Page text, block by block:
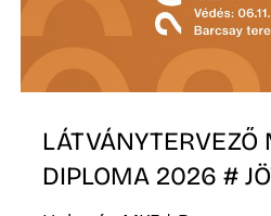
DIPLOMA 2026 #